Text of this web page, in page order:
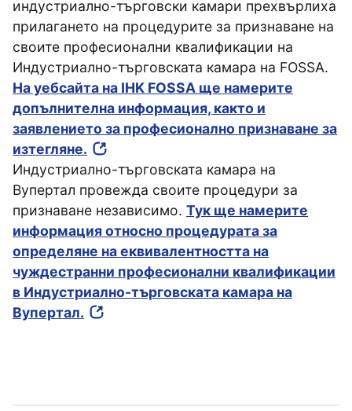
индустриално-търговски камари прехвърлиха
прилагането на процедурите за признаване на
своите професионални квалификации на
Индустриално-търговската камара на FOSSA.
На уебсайта на IHK FOSSA ще намерите
допълнителна информация, както и
заявлението за професионално признаване за
изтегляне.
Индустриално-търговската камара на
Вупертал провежда своите процедури за
признаване независимо. Тук ще намерите
информация относно процедурата за
определяне на еквивалентността на
чуждестранни професионални квалификации
в Индустриално-търговската камара на
Вупертал.